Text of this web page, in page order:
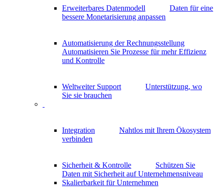
Erweiterbares Datenmodell
Daten für eine
bessere Monetarisierung anpassen
Automatisierung der Rechnungsstellung
Automatisieren Sie Prozesse für mehr Effizienz
und Kontrolle
Weltweiter Support
Unterstützung, wo
Sie sie brauchen
Integration
Nahtlos mit Ihrem Ökosystem
verbinden
Sicherheit & Kontrolle
Schützen Sie
Daten mit Sicherheit auf Unternehmensniveau
Skalierbarkeit für Unternehmen